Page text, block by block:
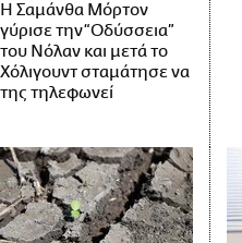
Η Σαμάνθα Μόρτον
γύρισε την “Οδύσσεια”
του Νόλαν και μετά το
Χόλιγουντ σταμάτησε να
της τηλεφωνεί